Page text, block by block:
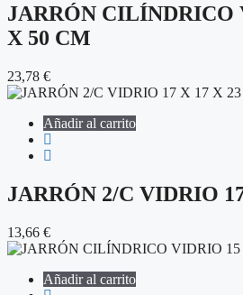
JARRÓN CILÍNDRICO
X 50 CM
23,78 €
Añadir al carrito
JARRÓN 2/C VIDRIO
13,66 €
Añadir al carrito